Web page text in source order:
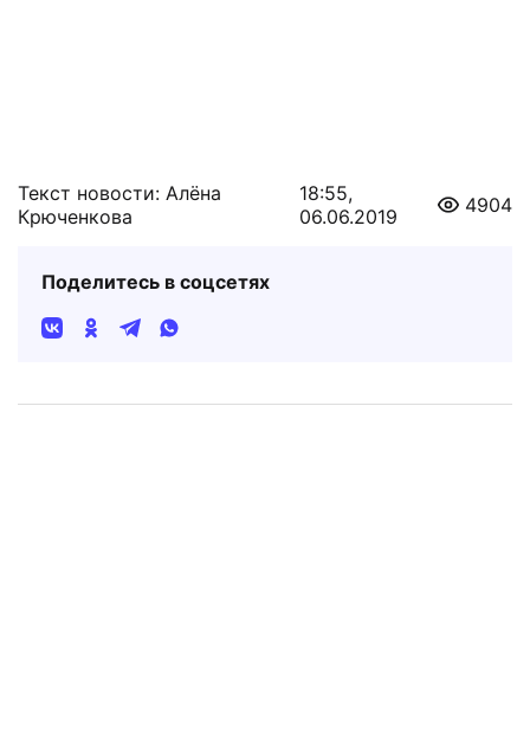
Текст новости: Алёна
Крюченкова
18:55,
06.06.2019
4904
Поделитесь в соцсетях